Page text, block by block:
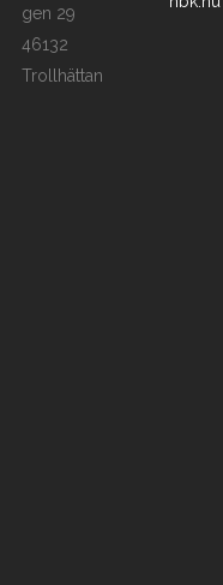
gen 29
46132
Trollhättan